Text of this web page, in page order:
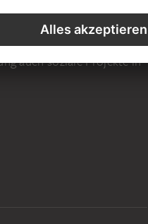
niederländischen
Westberg-Stiftung
Neuankäufe. Neben
auch soziale Projekte in